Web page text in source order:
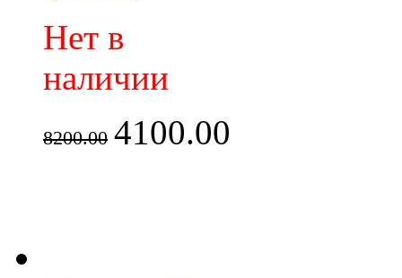
Нет в
наличии
8200.00 4100.00